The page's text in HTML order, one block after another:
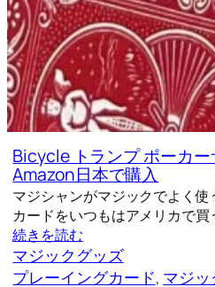
Bicycle トランプ ポーカー
Amazon日本で購入
マジシャンがマジックでよく
カードをいつもはアメリカで
続きを読む
マジックグッズ
プレーイングカード, マジ